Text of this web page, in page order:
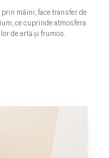
mâini, face transfer de
ce cuprinde atmosfera
de artă și frumos.